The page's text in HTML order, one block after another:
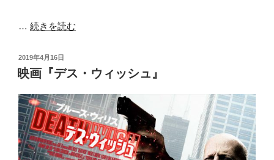
… 続きを読む
投
稿
日:
2019年4月16日
映画『デス・ウィッシュ』